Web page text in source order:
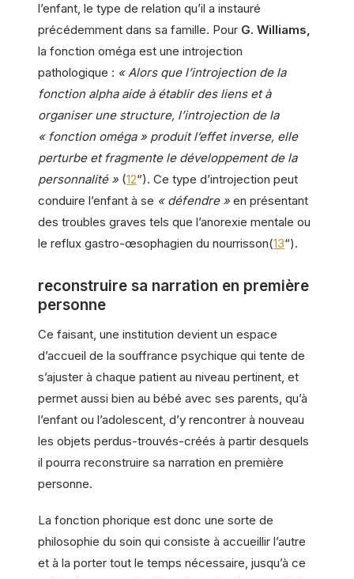
l’enfant, le type de relation qu’il a instauré
précédemment dans sa famille. Pour G. Williams,
la fonction oméga est une introjection
pathologique : « Alors que l’introjection de la
fonction alpha aide à établir des liens et à
organiser une structure, l’introjection de la
« fonction oméga » produit l’effet inverse, elle
perturbe et fragmente le développement de la
personnalité » (12“). Ce type d’introjection peut
conduire l’enfant à se « défendre » en présentant
des troubles graves tels que l’anorexie mentale ou
le reflux gastro-œsophagien du nourrisson(13“).
reconstruire sa narration en première
personne
Ce faisant, une institution devient un espace
d’accueil de la souffrance psychique qui tente de
s’ajuster à chaque patient au niveau pertinent, et
permet aussi bien au bébé avec ses parents, qu’à
l’enfant ou l’adolescent, d’y rencontrer à nouveau
les objets perdus-trouvés-créés à partir desquels
il pourra reconstruire sa narration en première
personne.
La fonction phorique est donc une sorte de
philosophie du soin qui consiste à accueillir l’autre
et à la porter tout le temps nécessaire, jusqu’à ce